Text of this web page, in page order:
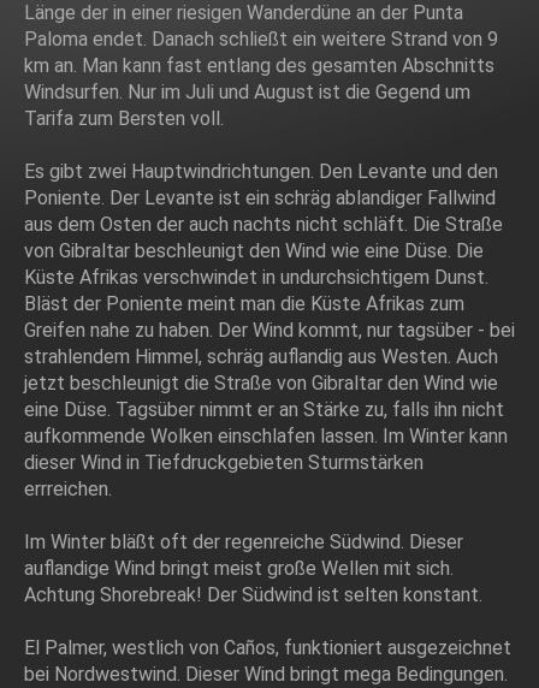
Länge der in einer riesigen Wanderdüne an der Punta
Paloma endet. Danach schließt ein weitere Strand von 9
km an. Man kann fast entlang des gesamten Abschnitts
Windsurfen. Nur im Juli und August ist die Gegend um
Tarifa zum Bersten voll.
Es gibt zwei Hauptwindrichtungen. Den Levante und den
Poniente. Der Levante ist ein schräg ablandiger Fallwind
aus dem Osten der auch nachts nicht schläft. Die Straße
von Gibraltar beschleunigt den Wind wie eine Düse. Die
Küste Afrikas verschwindet in undurchsichtigem Dunst.
Bläst der Poniente meint man die Küste Afrikas zum
Greifen nahe zu haben. Der Wind kommt, nur tagsüber - bei
strahlendem Himmel, schräg auflandig aus Westen. Auch
jetzt beschleunigt die Straße von Gibraltar den Wind wie
eine Düse. Tagsüber nimmt er an Stärke zu, falls ihn nicht
aufkommende Wolken einschlafen lassen. Im Winter kann
dieser Wind in Tiefdruckgebieten Sturmstärken
errreichen.
Im Winter bläßt oft der regenreiche Südwind. Dieser
auflandige Wind bringt meist große Wellen mit sich.
Achtung Shorebreak! Der Südwind ist selten konstant.
El Palmer, westlich von Caños, funktioniert ausgezeichnet
bei Nordwestwind. Dieser Wind bringt mega Bedingungen.